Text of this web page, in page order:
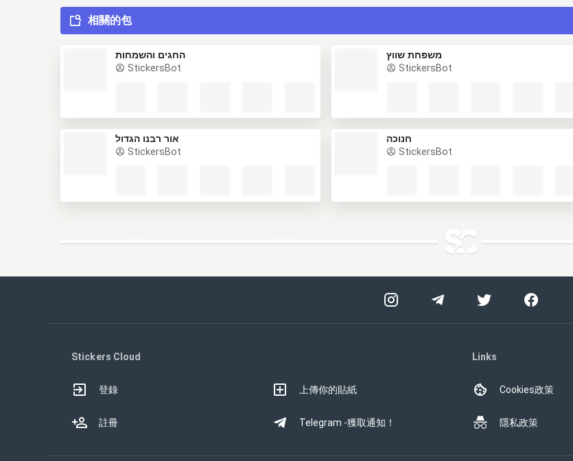
相關的包
החגים והשמחות
StickersBot
משפחת שווץ
StickersBot
אור רבנו הגדול
StickersBot
חנוכה
StickersBot
Stickers Cloud
登錄
註冊
上傳你的貼紙
Telegram -獲取通知！
Links
Cookies政策
隱私政策